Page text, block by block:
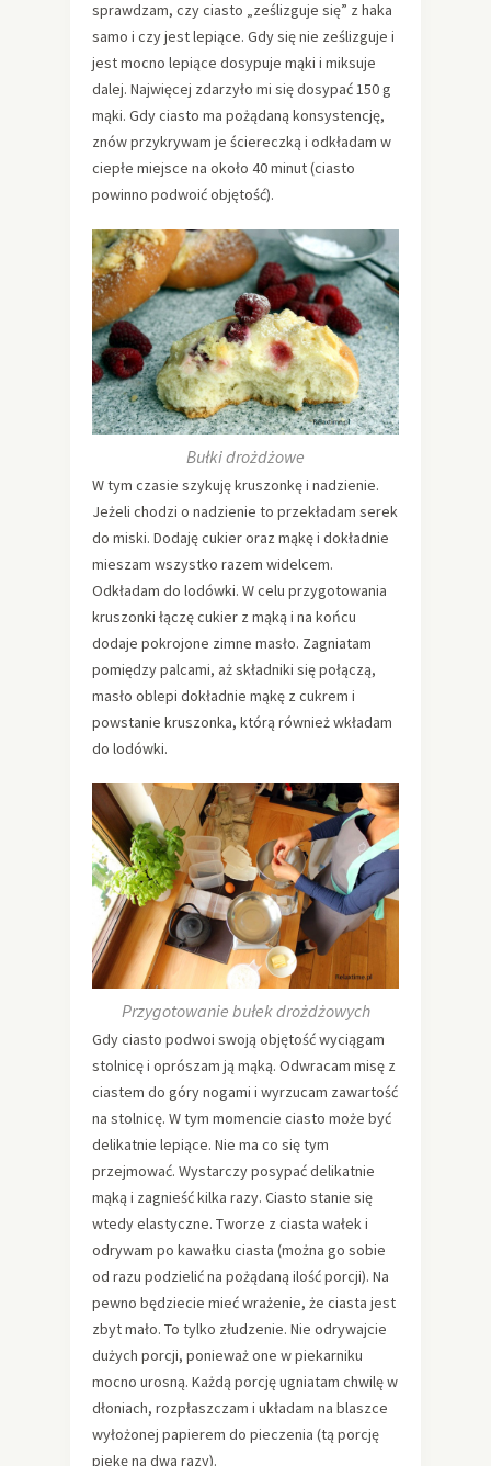
sprawdzam, czy ciasto „ześlizguje się” z haka
samo i czy jest lepiące. Gdy się nie ześlizguje i
jest mocno lepiące dosypuje mąki i miksuje
dalej. Najwięcej zdarzyło mi się dosypać 150 g
mąki. Gdy ciasto ma pożądaną konsystencję,
znów przykrywam je ściereczką i odkładam w
ciepłe miejsce na około 40 minut (ciasto
powinno podwoić objętość).
Bułki drożdżowe
W tym czasie szykuję kruszonkę i nadzienie.
Jeżeli chodzi o nadzienie to przekładam serek
do miski. Dodaję cukier oraz mąkę i dokładnie
mieszam wszystko razem widelcem.
Odkładam do lodówki. W celu przygotowania
kruszonki łączę cukier z mąką i na końcu
dodaje pokrojone zimne masło. Zagniatam
pomiędzy palcami, aż składniki się połączą,
masło oblepi dokładnie mąkę z cukrem i
powstanie kruszonka, którą również wkładam
do lodówki.
Przygotowanie bułek drożdżowych
Gdy ciasto podwoi swoją objętość wyciągam
stolnicę i oprószam ją mąką. Odwracam misę z
ciastem do góry nogami i wyrzucam zawartość
na stolnicę. W tym momencie ciasto może być
delikatnie lepiące. Nie ma co się tym
przejmować. Wystarczy posypać delikatnie
mąką i zagnieść kilka razy. Ciasto stanie się
wtedy elastyczne. Tworze z ciasta wałek i
odrywam po kawałku ciasta (można go sobie
od razu podzielić na pożądaną ilość porcji). Na
pewno będziecie mieć wrażenie, że ciasta jest
zbyt mało. To tylko złudzenie. Nie odrywajcie
dużych porcji, ponieważ one w piekarniku
mocno urosną. Każdą porcję ugniatam chwilę w
dłoniach, rozpłaszczam i układam na blaszce
wyłożonej papierem do pieczenia (tą porcję
piekę na dwa razy).